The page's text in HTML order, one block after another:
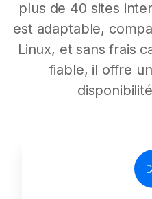
plus de 40 sites
est adaptable,
Linux, et sans frais
fiable, il offre